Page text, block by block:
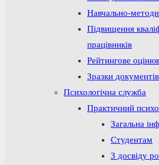
Навчально-
Підвищення
працівників
Рейтингове
Зразки документів
Психологічна служба
Практичний
Загальна
Студентам
З досвіду